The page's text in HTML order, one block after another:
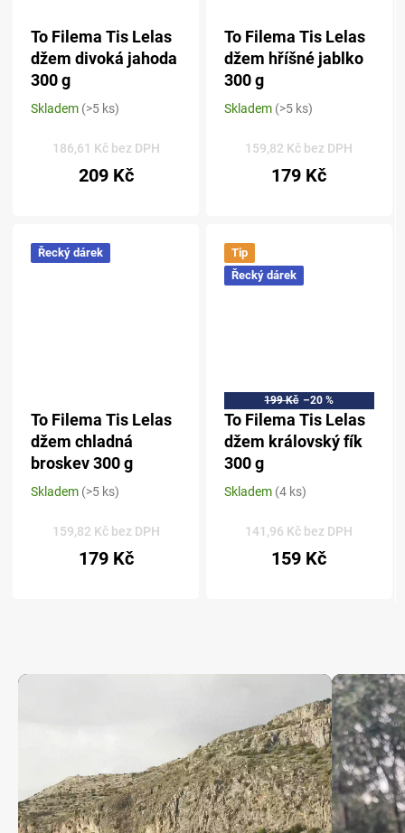
To Filema Tis Lelas
džem divoká jahoda
300 g
Průměrné
produktu
Skladem (>5 ks)
186,61 Kč bez DPH
209 Kč
To Filema Tis Lelas
džem hříšné jablko
300 g
Průměrné
produktu
Skladem (>5 ks)
159,82 Kč bez DPH
179 Kč
Řecký dárek
To Filema Tis Lelas
džem chladná
broskev 300 g
Průměrné
produktu
Skladem (>5 ks)
159,82 Kč bez DPH
179 Kč
Tip
Řecký dárek
199 Kč –20 %
To Filema Tis Lelas
džem královský fík
300 g
Průměrné
produktu
Skladem (4 ks)
141,96 Kč bez DPH
159 Kč